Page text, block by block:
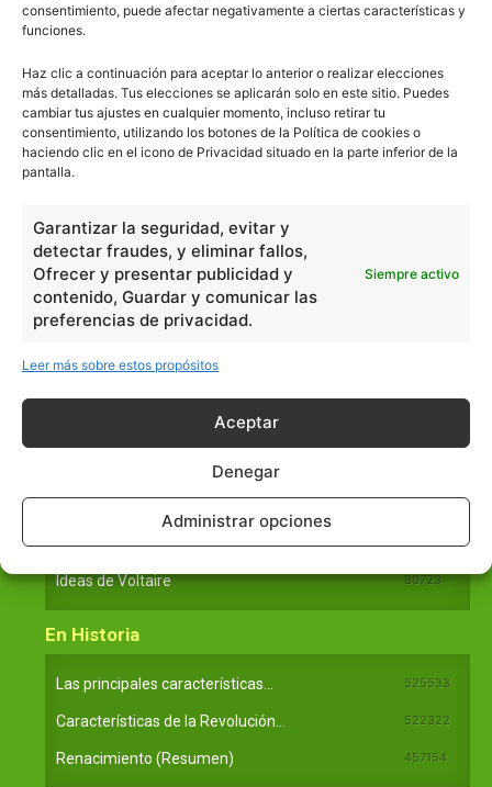
consentimiento, puede afectar negativamente a ciertas características y
funciones.
Haz clic a continuación para aceptar lo anterior o realizar elecciones
más detalladas. Tus elecciones se aplicarán solo en este sitio. Puedes
cambiar tus ajustes en cualquier momento, incluso retirar tu
consentimiento, utilizando los botones de la Política de cookies o
haciendo clic en el icono de Privacidad situado en la parte inferior de la
pantalla.
Garantizar la seguridad, evitar y
detectar fraudes, y eliminar fallos,
Ofrecer y presentar publicidad y
contenido, Guardar y comunicar las
preferencias de privacidad.
Siempre activo
Leer más sobre estos propósitos
Aceptar
Denegar
Administrar opciones
Básico
1966
Filosofía
226
Historia
Lengua
211
Tecnología
En Básico
Las formas del relieve y sus características
Números romanos
Ángulos agudo, obtuso, recto y... 257661
Principales obras de Aristóteles 82125
Ideas de Voltaire 80723
En Historia
Las principales características... 525533
Características de la Revolución... 522322
Renacimiento (Resumen) 457154